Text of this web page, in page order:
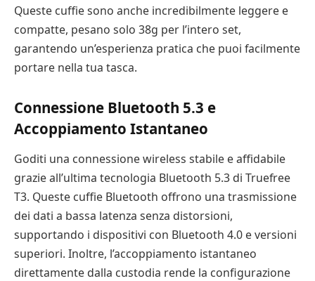
Queste cuffie sono anche incredibilmente leggere e
compatte, pesano solo 38g per l’intero set,
garantendo un’esperienza pratica che puoi facilmente
portare nella tua tasca.
Connessione Bluetooth 5.3 e
Accoppiamento Istantaneo
Goditi una connessione wireless stabile e affidabile
grazie all’ultima tecnologia Bluetooth 5.3 di Truefree
T3. Queste cuffie Bluetooth offrono una trasmissione
dei dati a bassa latenza senza distorsioni,
supportando i dispositivi con Bluetooth 4.0 e versioni
superiori. Inoltre, l’accoppiamento istantaneo
direttamente dalla custodia rende la configurazione